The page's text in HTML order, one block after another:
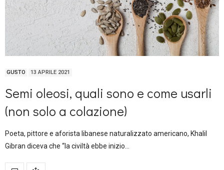
GUSTO 13 APRILE 2021
Semi oleosi, quali sono e come usarli
(non solo a colazione)
Poeta, pittore e aforista libanese naturalizzato americano, Khalil
Gibran diceva che “la civiltà ebbe inizio…